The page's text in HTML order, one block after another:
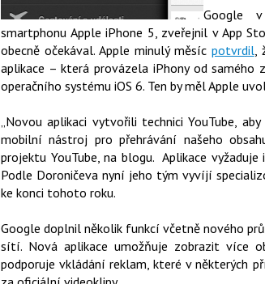
Google
smartphonu Apple iPhone 5, zveřejnil v App
obecně očekával. Apple minulý měsíc potvrdil,
aplikace – která provázela iPhony od
operačního systému iOS 6. Ten by měl Apple
„Novou aplikaci vytvořili technici YouTube,
mobilní nástroj pro přehrávání našeho
projektu YouTube, na blogu. Aplikace
Podle Doroničeva nyní jeho tým vyvíjí
ke konci tohoto roku.
Google doplnil několik funkcí včetně nového
sítí. Nová aplikace umožňuje zobrazit více
podporuje vkládání reklam, které v některých